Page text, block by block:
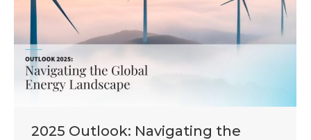
2025 Outlook: Navigating the